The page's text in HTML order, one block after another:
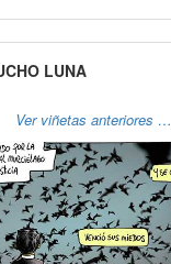
LUNA
Ver viñetas anteriores …